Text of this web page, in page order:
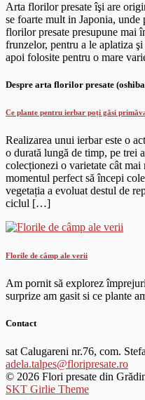
Arta florilor presate îşi are
se foarte mult in Japonia, unde
florilor presate presupune mai
frunzelor, pentru a le aplatiza
apoi folosite pentru o mare
Despre arta florilor presate
Ce plante pentru ierbar poți găsi
Realizarea unui ierbar este o
o durată lungă de timp, pe trei
colecționezi o varietate cât mai
momentul perfect să începi
vegetația a evoluat destul de
ciclul […]
Florile de câmp ale verii
Am pornit să explorez
surprize am gasit si ce plante
Contact
sat Calugareni nr.76, com.
adela.talpes@floripresate.ro
© 2026 Flori presate din
SKT Girlie Theme